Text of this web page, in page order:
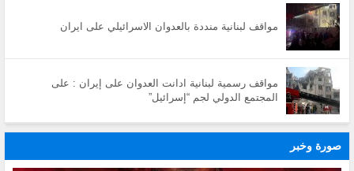
مواقف لبنانية منددة بالعدوان الاسرائيلي على ايران
مواقف رسمية لبنانية ادانت العدوان على إيران : على
المجتمع الدولي لجم “إسرائيل”
صورة وخبر